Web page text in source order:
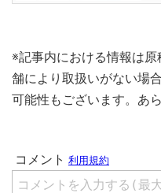
※記事内における情報は
舗により取扱いがない場
可能性もございます。あ